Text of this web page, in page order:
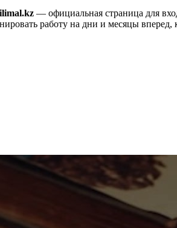
— официальная страница для
работу на дни и месяцы